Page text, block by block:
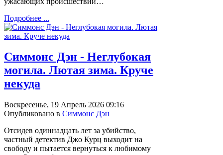
Подробнее ...
Симмонс Дэн - Неглубокая
могила. Лютая зима. Круче
некуда
Воскресенье, 19 Апрель 2026 09:16
Опубликовано в Симмонс Дэн
Отсидев одиннадцать лет за убийство,
частный детектив Джо Курц выходит на
свободу и пытается вернуться к любимому